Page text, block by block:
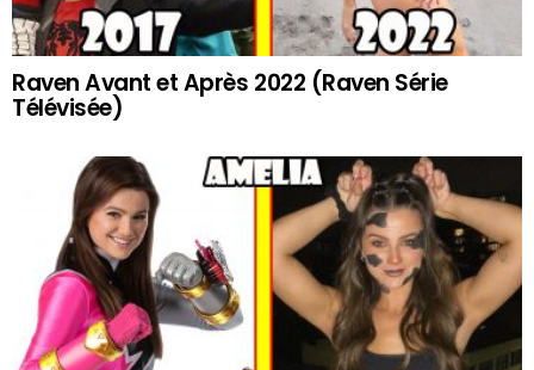
Raven Avant et Après 2022 (Raven Série
Télévisée)